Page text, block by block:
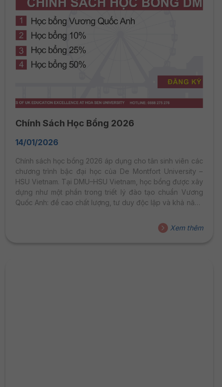
Chính Sách Học Bổng 2026
14/01/2026
Chính sách học bổng 2026 áp dụng cho tân sinh viên các
chương trình bậc đại học của De Montfort University –
HSU Vietnam. Tại DMU–HSU Vietnam, học bổng được xây
dựng như một phần trong triết lý đào tạo chuẩn Vương
Quốc Anh: đề cao chất lượng, tư duy độc lập và khả năng
2026 hướng đến việc lựa chọn và đồng hành cùng các
bạn tân sinh viên có nền tảng học tập phù hợp, sẵn sàng
Xem thêm